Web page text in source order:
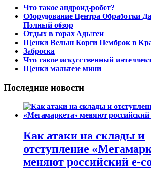
Что такое андроид-робот?
Оборудование Центра Обработки
Полный обзор
Отдых в горах Адыгеи
Щенки Вельш Корги Пемброк в
Заброска
Что такое искусственный
Щенки мальтезе мини
Последние новости
Как атаки на склады и
отступление
меняют российский e-